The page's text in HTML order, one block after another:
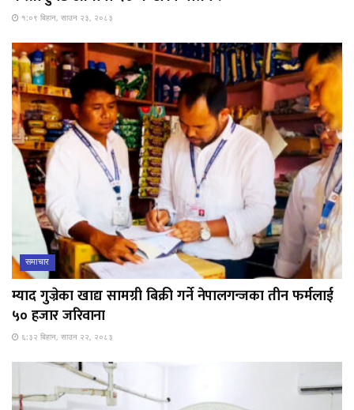
१:०९ बिहान, साउन २३, २०८३
समाचार
म्याद गुज्रेका खाद्य सामग्री बिक्री गर्ने नेपालगन्जका तीन फर्मलाई
५० हजार जरिवाना
६:३२ बिहान, साउन २२, २०८३